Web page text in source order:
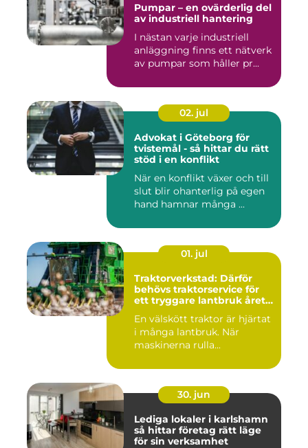
Pumpar – en ovärderlig del
av industriell hantering
I nästan varje industriell
anläggning finns ett nätverk
av pumpar som håller pr...
02. jul
Advokat i Göteborg för
tvistemål - så hittar du rätt
stöd i en konflikt
När en konflikt växer och till
slut blir ohanterlig på egen
hand hamnar många ...
01. jul
Traktorverkstad: Därför
behövs traktorservice för
ett tryggare lantbruk året
En välskött traktor är hjärtat
i många lantbruk. När
maskinerna rulla...
30. jun
Lediga lokaler i karlshamn
så hittar företag rätt läge
för sin verksamhet